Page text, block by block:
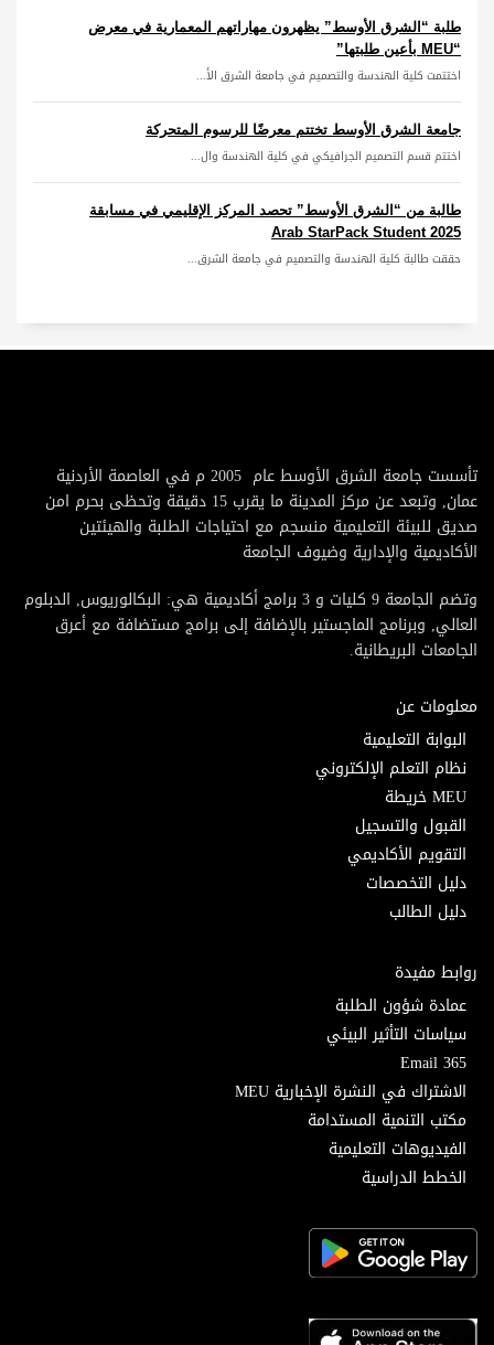
طلبة “الشرق الأوسط” يظهرون مهاراتهم المعمارية في معرض
“MEU بأعين طلبتها”
اختتمت كلية الهندسة والتصميم في جامعة الشرق الأ...
جامعة الشرق الأوسط تختتم معرضًا للرسوم المتحركة
اختتم قسم التصميم الجرافيكي في كلية الهندسة وال...
طالبة من “الشرق الأوسط” تحصد المركز الإقليمي في مسابقة
Arab StarPack Student 2025
حققت طالبة كلية الهندسة والتصميم في جامعة الشرق...
تأسست جامعة الشرق الأوسط عام 2005 م في العاصمة الأردنية
عمان, وتبعد عن مركز المدينة ما يقرب 15 دقيقة وتحظى بحرم امن
صديق للبيئة التعليمية منسجم مع احتياجات الطلبة والهيئتين
الأكاديمية والإدارية وضيوف الجامعة
وتضم الجامعة 9 كليات و 3 برامج أكاديمية هي: البكالوريوس, الدبلوم
العالي, وبرنامج الماجستير بالإضافة إلى برامج مستضافة مع أعرق
الجامعات البريطانية.
معلومات عن
البوابة التعليمية
نظام التعلم الإلكتروني
MEU خريطة
القبول والتسجيل
التقويم الأكاديمي
دليل التخصصات
دليل الطالب
روابط مفيدة
عمادة شؤون الطلبة
سياسات التأثير البيئي
Email 365
الاشتراك في النشرة الإخبارية MEU
مكتب التنمية المستدامة
الفيديوهات التعليمية
الخطط الدراسية